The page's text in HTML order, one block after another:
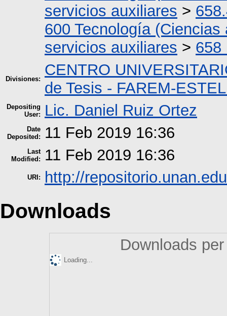
servicios auxiliares >
600 Tecnología (Ciencias
servicios auxiliares > 658
Divisiones:
CENTRO
de Tesis - FAREM-
Depositing
User:
Lic. Daniel Ruiz Ortez
Date
Deposited:
11 Feb 2019 16:36
Last
Modified:
11 Feb 2019 16:36
URI: http://
Downloads
Downloads
Loading...